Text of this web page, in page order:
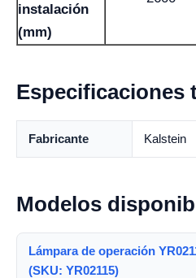
instalación
(mm)
Especificaciones
Fabricante Kalstein
Modelos
Lámpara de operación
(SKU: YR02115)